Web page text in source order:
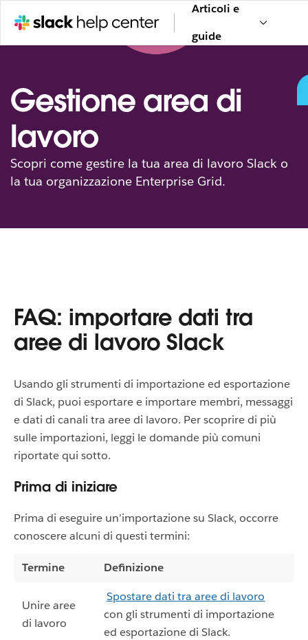
Articoli e
guide
Gestione area di
lavoro
Scopri come gestire la tua area di lavoro Slack o
la tua organizzazione Enterprise Grid.
FAQ: importare dati tra
aree di lavoro Slack
Usando gli strumenti di importazione ed esportazione
di Slack, puoi esportare e importare membri, messaggi
e dati di canali tra aree di lavoro. Per scoprire di più
sulle importazioni, leggi le domande più comuni
riportate qui sotto.
Prima di iniziare
Prima di eseguire un’importazione su Slack, occorre
conoscere alcuni di questi termini:
Termine Definizione
Unire aree
di lavoro
Spostare dati tra aree di lavoro
con gli strumenti di importazione
ed esportazione di Slack.